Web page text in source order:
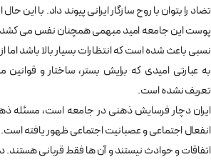
تضاد را بتوان با روح سازگار ایرانی پیوند داد. با این
پوست این جامعه امید مبهمی همچنان نفس می
نسبی باعث شده است که انتظارات بسیار بالا باشد اما
به عبارتی امیدی که برایش بستر، ساختار و
تعریف نشده است.
ایران دچار فرسایش ذهنی در جامعه است، مسئله
انفعال اجتماعی و عصبانیت اجتماعی ظهور یافته
اتفاقات و حوادث نیستند و آن ها فقط قربانی